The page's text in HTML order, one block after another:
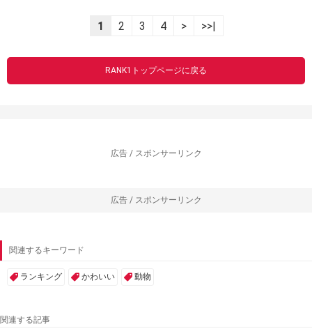
1 2 3 4 > >>|
RANK1トップページに戻る
広告 / スポンサーリンク
広告 / スポンサーリンク
関連するキーワード
ランキング かわいい 動物
関連する記事